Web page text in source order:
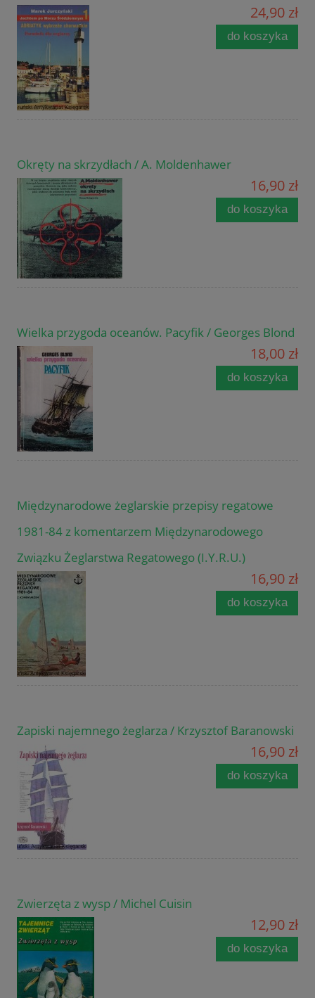
24,90 zł
do koszyka
Okręty na skrzydłach / A. Moldenhawer
16,90 zł
do koszyka
Wielka przygoda oceanów. Pacyfik / Georges Blond
18,00 zł
do koszyka
Międzynarodowe żeglarskie przepisy regatowe
1981-84 z komentarzem Międzynarodowego
Związku Żeglarstwa Regatowego (I.Y.R.U.)
16,90 zł
do koszyka
Zapiski najemnego żeglarza / Krzysztof Baranowski
16,90 zł
do koszyka
Zwierzęta z wysp / Michel Cuisin
12,90 zł
do koszyka